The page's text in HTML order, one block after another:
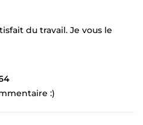
du travail. Je vous le
:)